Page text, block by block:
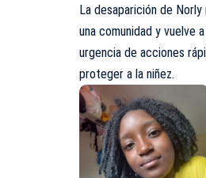
La desaparición de
una comunidad y vuelve
urgencia de acciones
proteger a la niñez.